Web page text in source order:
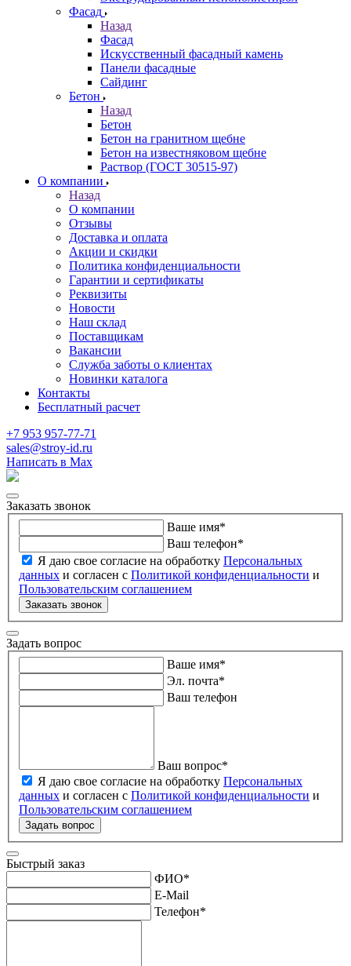
Фасад
Назад
Фасад
Искусственный фасадный камень
Панели фасадные
Сайдинг
Бетон
Назад
Бетон
Бетон на гранитном щебне
Бетон на известняковом щебне
Раствор (ГОСТ 30515-97)
О компании
Назад
О компании
Отзывы
Доставка и оплата
Акции и скидки
Политика конфиденциальности
Гарантии и сертификаты
Реквизиты
Новости
Наш склад
Поставщикам
Вакансии
Служба заботы о клиентах
Новинки каталога
Контакты
Бесплатный расчет
+7 953 957-77-71
sales@stroy-id.ru
Написать в Max
Заказать звонок
Ваше имя*
Ваш телефон*
Я даю свое согласие на обработку Персональных
данных и согласен с Политикой конфиденциальности и
Пользовательским соглашением
Заказать звонок
Задать вопрос
Ваше имя*
Эл. почта*
Ваш телефон
Ваш вопрос*
Я даю свое согласие на обработку Персональных
данных и согласен с Политикой конфиденциальности и
Пользовательским соглашением
Задать вопрос
Быстрый заказ
ФИО*
E-Mail
Телефон*